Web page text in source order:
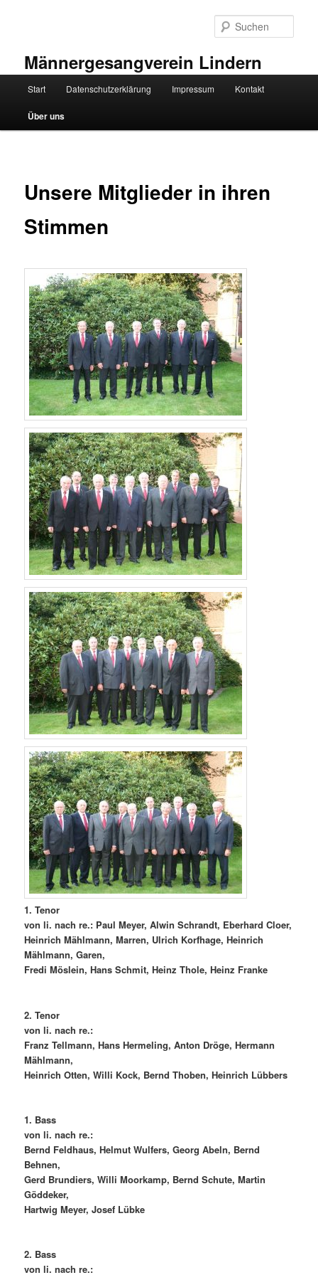
Männergesangverein Lindern
Start Datenschutzerklärung Impressum Kontakt
Über uns
Unsere Mitglieder in ihren
Stimmen
1. Tenor
von li. nach re.: Paul Meyer, Alwin Schrandt, Eberhard Cloer,
Heinrich Mählmann, Marren, Ulrich Korfhage, Heinrich
Mählmann, Garen,
Fredi Möslein, Hans Schmit, Heinz Thole, Heinz Franke
2. Tenor
von li. nach re.:
Franz Tellmann, Hans Hermeling, Anton Dröge, Hermann
Mählmann,
Heinrich Otten, Willi Kock, Bernd Thoben, Heinrich Lübbers
1. Bass
von li. nach re.:
Bernd Feldhaus, Helmut Wulfers, Georg Abeln, Bernd
Behnen,
Gerd Brundiers, Willi Moorkamp, Bernd Schute, Martin
Göddeker,
Hartwig Meyer, Josef Lübke
2. Bass
von li. nach re.: